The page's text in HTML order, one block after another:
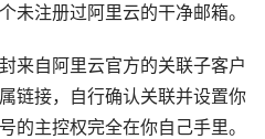
未注册过阿里云的干净邮箱。
来自阿里云官方的关联子客户
链接，自行确认关联并设置你
的主控权完全在你自己手里。